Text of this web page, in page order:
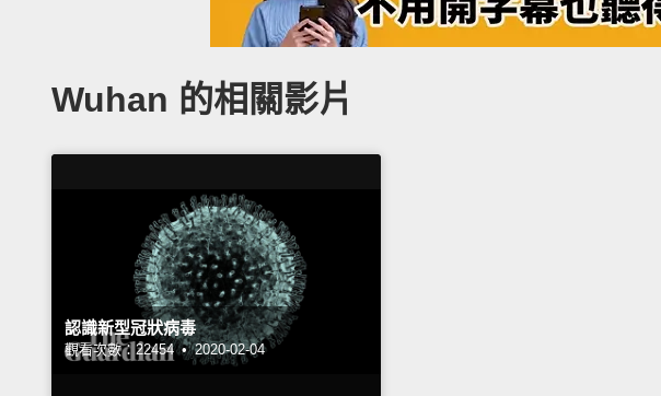
Wuhan 的相關影片
認識新型冠狀病毒
觀看次數：22454 • 2020-02-04